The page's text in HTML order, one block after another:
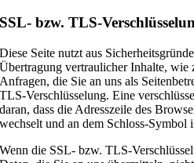
SSL- bzw. TLS-
Diese Seite nutzt aus
Übertragung vertraulicher Inhalte, wie
Anfragen, die Sie an uns als
TLS-Verschlüsselung. Eine
daran, dass die Adresszeile des
wechselt und an dem Schloss-Symbol
Wenn die SSL- bzw. TLS-